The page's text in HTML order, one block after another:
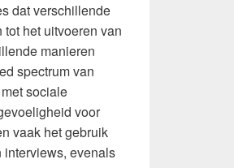
dat verschillende
het uitvoeren van
manieren
spectrum van
sociale
voor
vaak het gebruik
evenals